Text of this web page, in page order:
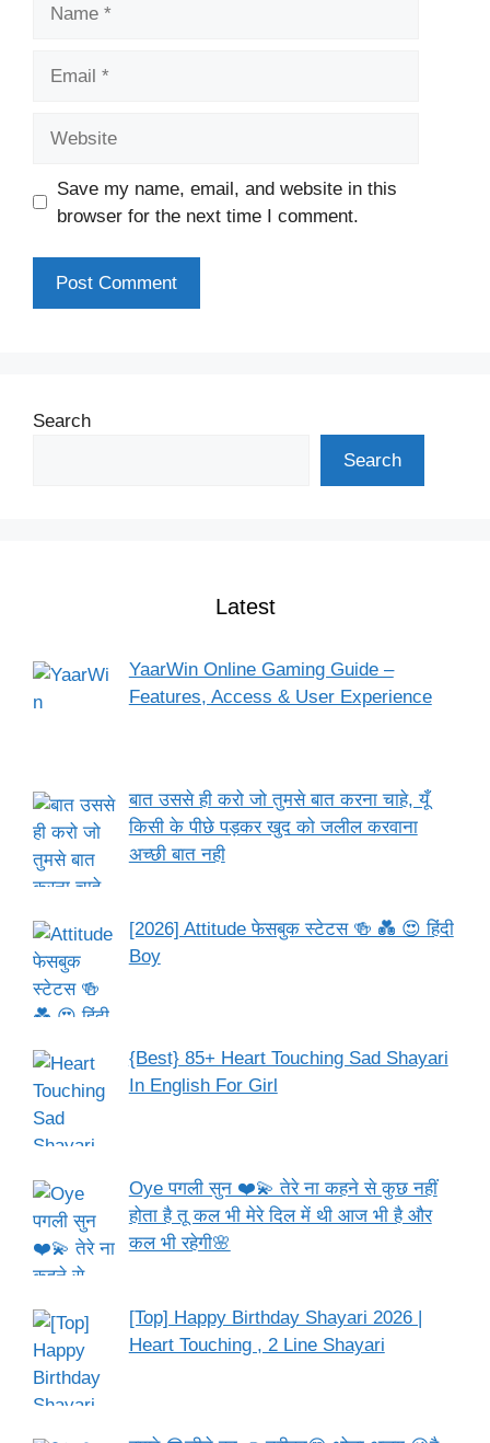
Save my name, email, and website in this
browser for the next time I comment.
Search
Search
Latest
YaarWin Online Gaming Guide –
Features, Access & User Experience
बात उससे ही करो जो तुमसे बात करना चाहे, यूँ
किसी के पीछे पड़कर खुद को जलील करवाना
अच्छी बात नही
[2026] Attitude फेसबुक स्टेटस 🍻 💑 😍 हिंदी
Boy
{Best} 85+ Heart Touching Sad Shayari
In English For Girl
Oye पगली सुन ❤️💫 तेरे ना कहने से कुछ नहीं
होता है तू कल भी मेरे दिल में थी आज भी है और
कल भी रहेगी🌸
[Top] Happy Birthday Shayari 2026 |
Heart Touching , 2 Line Shayari